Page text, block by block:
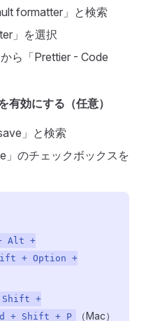
formatter」と検索
」を選択
ら「Prettier - Code
有効にする（任意）
」と検索
」のチェックボックスを
Alt +
+ Option +
+
+ Shift + P （Mac）